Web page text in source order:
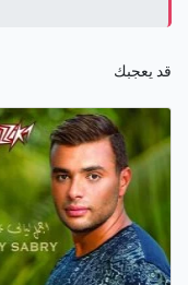
قد يعجبك